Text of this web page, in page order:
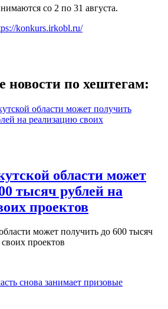
со 2 по 31 августа.
konkurs.irkobl.ru/
новости по хештегам:
области может
тысяч рублей на
проектов
может получить до 600 тысяч
проектов